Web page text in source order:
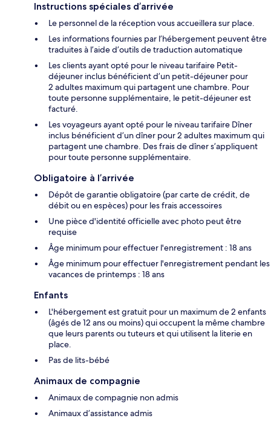
Instructions spéciales d’arrivée
Le personnel de la réception vous accueillera sur place.
Les informations fournies par l’hébergement peuvent être
traduites à l’aide d’outils de traduction automatique
Les clients ayant opté pour le niveau tarifaire Petit-
déjeuner inclus bénéficient d’un petit-déjeuner pour
2 adultes maximum qui partagent une chambre. Pour
toute personne supplémentaire, le petit-déjeuner est
facturé.
Les voyageurs ayant opté pour le niveau tarifaire Dîner
inclus bénéficient d’un dîner pour 2 adultes maximum qui
partagent une chambre. Des frais de dîner s’appliquent
pour toute personne supplémentaire.
Obligatoire à l’arrivée
Dépôt de garantie obligatoire (par carte de crédit, de
débit ou en espèces) pour les frais accessoires
Une pièce d'identité officielle avec photo peut être
requise
Âge minimum pour effectuer l'enregistrement : 18 ans
Âge minimum pour effectuer l'enregistrement pendant les
vacances de printemps : 18 ans
Enfants
L'hébergement est gratuit pour un maximum de 2 enfants
(âgés de 12 ans ou moins) qui occupent la même chambre
que leurs parents ou tuteurs et qui utilisent la literie en
place.
Pas de lits-bébé
Animaux de compagnie
Animaux de compagnie non admis
Animaux d’assistance admis